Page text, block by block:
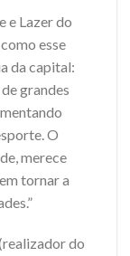
e Lazer do
esse
da capital:
grandes
O
merece
tornar a
do